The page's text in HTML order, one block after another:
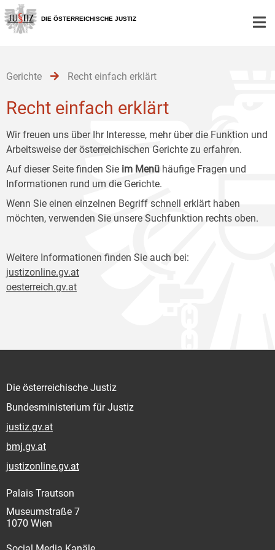
Zur
Hauptnavigation
[1]
Zum
Inhalt
[2]
Zum
Untermenü
[3]
DIE ÖSTERREICHISCHE JUSTIZ
Gerichte Recht einfach erklärt
Recht einfach erklärt
Wir freuen uns über Ihr Interesse, mehr über die Funktion und
Arbeitsweise der österreichischen Gerichte zu erfahren.
Auf dieser Seite finden Sie im Menü häufige Fragen und
Informationen rund um die Gerichte.
Wenn Sie einen einzelnen Begriff schnell erklärt haben
möchten, verwenden Sie unsere Suchfunktion rechts oben.
Weitere Informationen finden Sie auch bei:
justizonline.gv.at
oesterreich.gv.at
Die österreichische Justiz
Bundesministerium für Justiz
justiz.gv.at
bmj.gv.at
justizonline.gv.at
Palais Trautson
Museumstraße 7
1070 Wien